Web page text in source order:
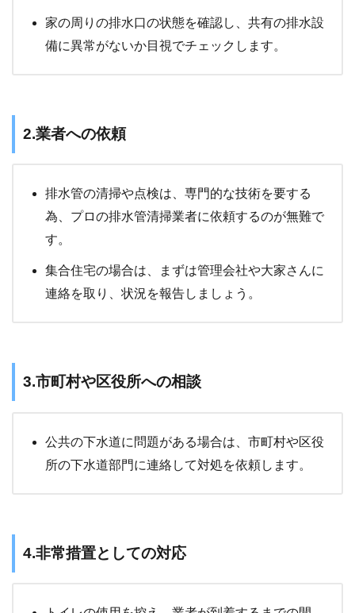
家の周りの排水口の状態を確認し、共有の排水設
備に異常がないか目視でチェックします。
2.業者への依頼
排水管の清掃や点検は、専門的な技術を要する
為、プロの排水管清掃業者に依頼するのが無難で
す。
集合住宅の場合は、まずは管理会社や大家さんに
連絡を取り、状況を報告しましょう。
3.市町村や区役所への相談
公共の下水道に問題がある場合は、市町村や区役
所の下水道部門に連絡して対処を依頼します。
4.非常措置としての対応